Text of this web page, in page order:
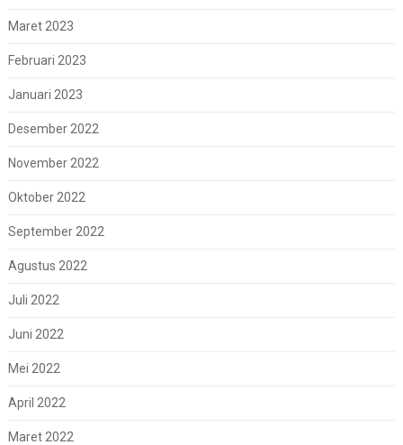
Maret 2023
Februari 2023
Januari 2023
Desember 2022
November 2022
Oktober 2022
September 2022
Agustus 2022
Juli 2022
Juni 2022
Mei 2022
April 2022
Maret 2022